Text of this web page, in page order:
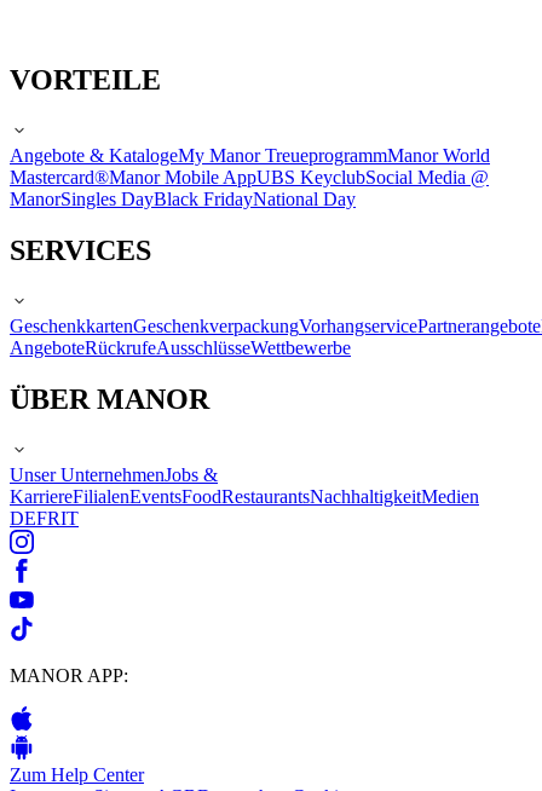
VORTEILE
Angebote & KatalogeMy Manor TreueprogrammManor World
Mastercard®Manor Mobile AppUBS KeyclubSocial Media @
ManorSingles DayBlack FridayNational Day
SERVICES
GeschenkkartenGeschenkverpackungVorhangservicePartnerangebote
AngeboteRückrufeAusschlüsseWettbewerbe
ÜBER MANOR
Unser UnternehmenJobs &
KarriereFilialenEventsFoodRestaurantsNachhaltigkeitMedien
DEFRIT
MANOR APP:
Zum Help Center